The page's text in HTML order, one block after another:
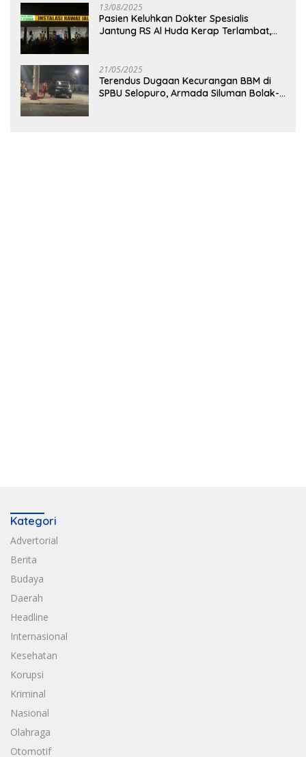
13/08/2025
Pasien Keluhkan Dokter Spesialis
Jantung RS Al Huda Kerap Terlambat,
21/05/2025
Terendus Dugaan Kecurangan BBM di
SPBU Selopuro, Armada Siluman Bolak-
Kategori
Advertorial
Berita
Budaya
Daerah
Headline
Internasional
Kesehatan
Korupsi
Kriminal
Nasional
Olahraga
Otomotif